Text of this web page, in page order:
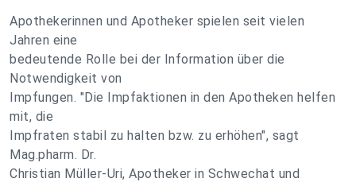
Apothekerinnen und Apotheker spielen seit vielen
Jahren eine
bedeutende Rolle bei der Information über die
Notwendigkeit von
Impfungen. "Die Impfaktionen in den Apotheken helfen
mit, die
Impfraten stabil zu halten bzw. zu erhöhen", sagt
Mag.pharm. Dr.
Christian Müller-Uri, Apotheker in Schwechat und